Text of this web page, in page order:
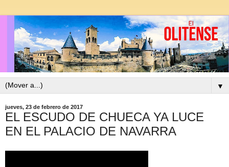
▼
jueves, 23 de febrero de 2017
EL ESCUDO DE CHUECA YA LUCE
EN EL PALACIO DE NAVARRA